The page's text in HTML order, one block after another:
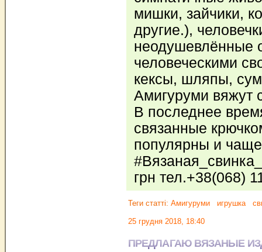
мишки, зайчики,
другие.),
неодушевлённые
человеческими
кексы, шляпы,
Амигуруми вяжут
В последнее
связанные
популярны и
грн тел.+38(068)
Теги статті: Амигуруми игрушка
25 грудня 2018, 18:40
ПРЕДЛАГАЮ ВЯЗАНЫЕ